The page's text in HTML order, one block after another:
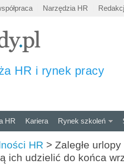
Narzędzia HR
HR i rynek pracy
HR Kariera Rynek szkoleń
HR > Zaległe
ich udzielić do końca